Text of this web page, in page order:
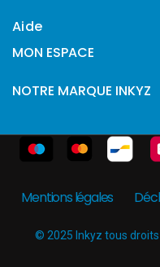
Aide
MON ESPACE
NOTRE MARQUE INKYZ
Mentions légales
© 2025 Inkyz tous droits